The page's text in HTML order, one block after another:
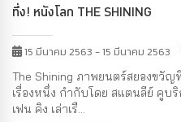
ทึ่ง! หนังโลก THE SHINING
15 มีนาคม 2563 - 15 มีนาคม 2563
The Shining ภาพยนตร์สยองขวั
เรื่องหนึ่ง กำกับโดย สแตนลีย์ คูบ
เฟน คิง เล่าเรื...